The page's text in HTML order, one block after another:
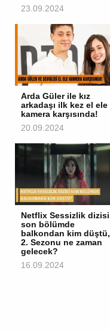
23.09.2024
Arda Güler ile kız
arkadaşı ilk kez el ele
kamera karşısında!
20.09.2024
Netflix Sessizlik dizisi
son bölümde
balkondan kim düştü,
2. Sezonu ne zaman
gelecek?
16.09.2024